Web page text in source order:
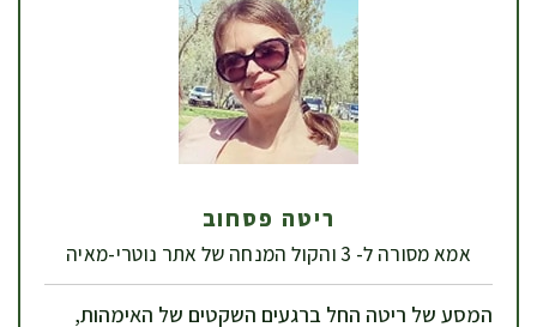
ריטה פסחוב
אמא מסורה ל- 3 והקול המנחה של אתר נוטרי-מאיה
המסע של ריטה החל ברגעים השקטים של האימהות,